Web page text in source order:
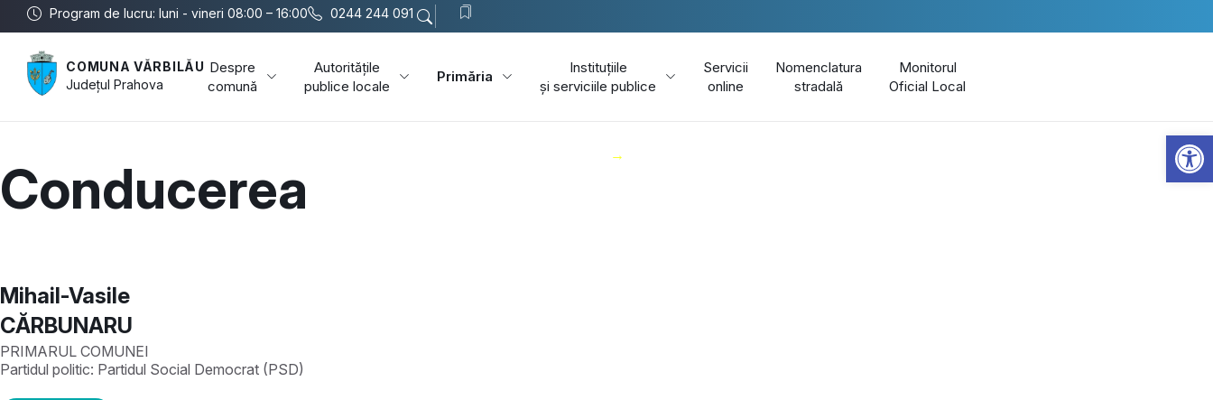
Program de lucru: luni - vineri 08:00 – 16:00 0244 244 091
COMUNA VĂRBILĂU
JudețulPrahova
Despre
comună
Autoritățile
publice locale
Primăria
Instituțiile
și serviciile publice
Servicii
online
Nomenclatura
stradală
Monitorul
Oficial Local
Conducerea
Mihail-Vasile
CĂRBUNARU
PRIMARUL COMUNEI
Partidul politic: Partidul Social Democrat (PSD)